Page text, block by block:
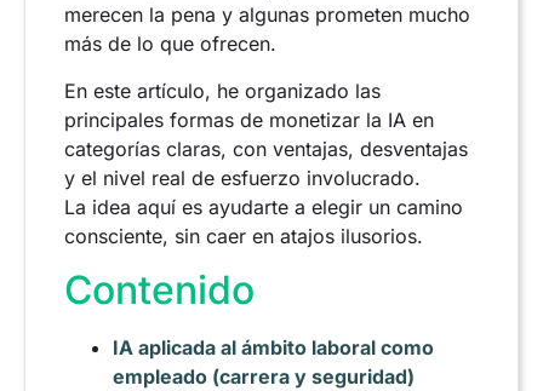
merecen la pena y algunas prometen mucho
más de lo que ofrecen.
En este artículo, he organizado las
principales formas de monetizar la IA en
categorías claras, con ventajas, desventajas
y el nivel real de esfuerzo involucrado.
La idea aquí es ayudarte a elegir un camino
consciente, sin caer en atajos ilusorios.
Contenido
IA aplicada al ámbito laboral como
empleado (carrera y seguridad)